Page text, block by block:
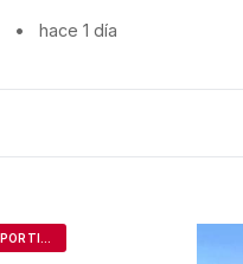
• hace 1 día